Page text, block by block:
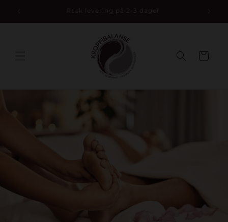
Rask levering på 2-3 dager
Handlekurv